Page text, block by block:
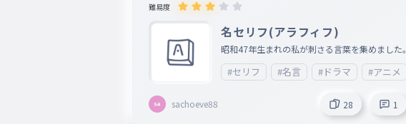
難易度
名セリフ(アラフィフ)
昭和47年生まれの私が刺さる言葉を集めました。
#セリフ #名言 #ドラマ #アニメ
sachoeve88 28 1